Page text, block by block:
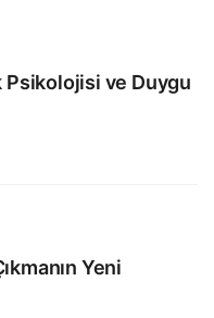
Psikolojisi ve Duygu
Yeni